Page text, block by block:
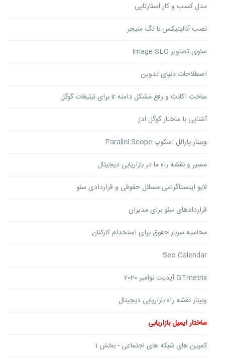
مدل کسب و کار استارتاپی
نصب آنالیتیکس با تگ منیجر
سئوی تصاویر Image SEO
اصطلاحات دنیای تدوین
ساخت اکانت و رفع مشکل دامنه ir برای تبلیغات گوگل
آشنایی با ساختار گوگل ادز
وبینار پارالل اسکوپ Parallel Scope
مسیر و نقشه راه ما در بازاریابی دیجیتال
لایو اینستاگرامی مسائل حقوقی و قراردادی سئو
قراردادهای سئو برای مدیران
محاسبه سربار حقوق برای استخدام کارکنان
Seo Calendar
GTmetrix آپدیت نوامبر 2020
وبینار نقشه راه بازاریابی دیجیتال
ساختار ایمیل بازاریابی
کمپین های شبکه های اجتماعی - بخش 1